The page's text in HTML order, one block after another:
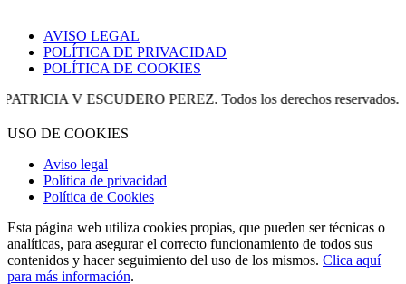
AVISO LEGAL
POLÍTICA DE PRIVACIDAD
POLÍTICA DE COOKIES
V ESCUDERO PEREZ. Todos los derechos reservados.
USO DE COOKIES
Aviso legal
Política de privacidad
Política de Cookies
Esta página web utiliza cookies propias, que pueden ser técnicas o
analíticas, para asegurar el correcto funcionamiento de todos sus
contenidos y hacer seguimiento del uso de los mismos. Clica aquí
para más información.